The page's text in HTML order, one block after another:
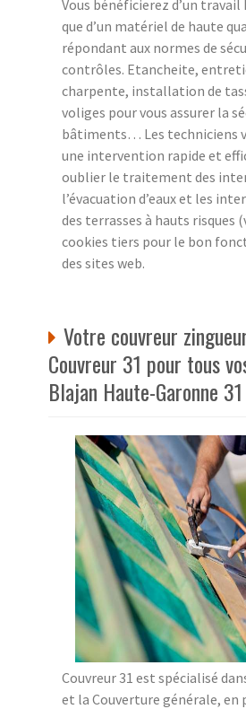
Vous bénéficierez d’un
que d’un matériel de haute
répondant aux normes de
contrôles. Etancheite,
charpente, installation de
voliges pour vous assurer la
bâtiments… Les techniciens
une intervention rapide et
oublier le traitement des
l’évacuation d’eaux et les
des terrasses à hauts risques
cookies tiers pour le bon
des sites web.
Votre couvreur
Couvreur 31 pour tous
Blajan Haute-Garonne 31
Couvreur 31 est spécialisé
et la Couverture générale, en